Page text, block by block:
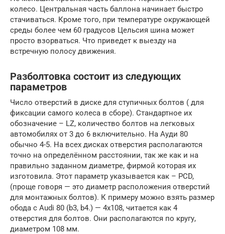
колесо. Центральная часть баллона начинает быстро
стачиваться. Кроме того, при температуре окружающей
среды более чем 60 градусов Цельсия шина может
просто взорваться. Что приведет к выезду на
встречную полосу движения.
Разболтовка состоит из следующих
параметров
Число отверстий в диске для ступичных болтов ( для
фиксации самого колеса в сборе). Стандартное их
обозначение – LZ, количество болтов на легковых
автомобилях от 3 до 6 включительно. На Ауди 80
обычно 4-5. На всех дисках отверстия располагаются
точно на определённом расстоянии, так же как и на
правильно заданном диаметре, фирмой которая их
изготовила. Этот параметр указывается как – PCD,
(проще говоря — это диаметр расположения отверстий
для монтажных болтов). К примеру можно взять размер
обода с Audi 80 (b3, b4.) — 4х108, читается как 4
отверстия для болтов. Они располагаются по кругу,
диаметром 108 мм.